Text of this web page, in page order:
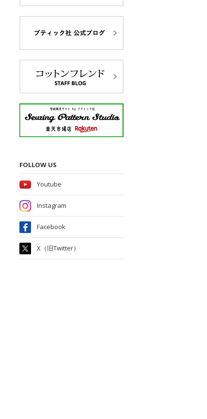
FOLLOW US
Youtube
Instagram
Facebook
X（旧Twitter）